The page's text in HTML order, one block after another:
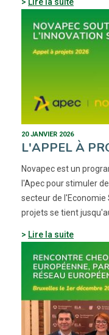
Lire la suite
20 JANVIER 2026
L'APPEL À
Novapec est un
l'Apec pour stimuler
secteur de l'Economie
projets se tient
Lire la suite